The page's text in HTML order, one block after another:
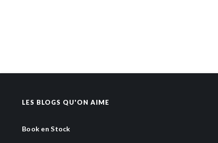
LES BLOGS QU'ON AIME
Book en Stock